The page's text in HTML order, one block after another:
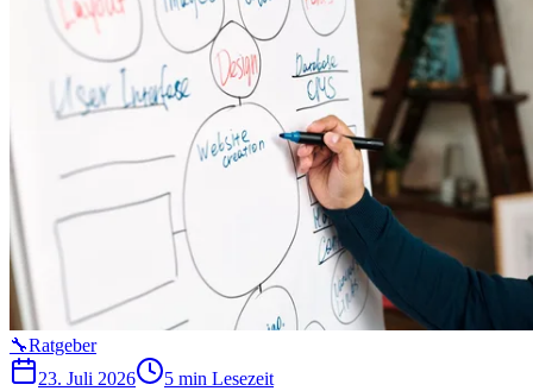
🔧Ratgeber
23. Juli 2026
5 min Lesezeit